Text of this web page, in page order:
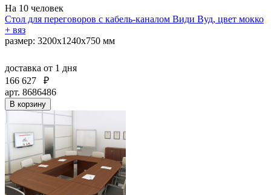
На 10 человек
Стол для переговоров с кабель-каналом Види Вуд, цвет мокко
+ вяз
размер: 3200x1240x750 мм
доставка от 1 дня
166 627
₽
арт. 8686486
В корзину